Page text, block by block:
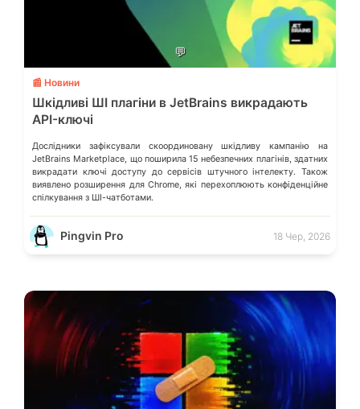
💬
📰 Новини
Шкідливі ШІ плагіни в JetBrains викрадають
API-ключі
Дослідники зафіксували скоординовану шкідливу кампанію на
JetBrains Marketplace, що поширила 15 небезпечних плагінів, здатних
викрадати ключі доступу до сервісів штучного інтелекту. Також
виявлено розширення для Chrome, які перехоплюють конфіденційне
спілкування з ШІ-чатботами.
Pingvin Pro 18 Чер, 2026